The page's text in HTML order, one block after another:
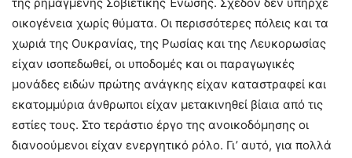
οικογένεια χωρίς θύματα. Οι περισσότερες πόλεις και τα
χωριά της Ουκρανίας, της Ρωσίας και της Λευκορωσίας
είχαν ισοπεδωθεί, οι υποδομές και οι παραγωγικές
μονάδες ειδών πρώτης ανάγκης είχαν καταστραφεί και
εκατομμύρια άνθρωποι είχαν μετακινηθεί βίαια από τις
εστίες τους. Στο τεράστιο έργο της ανοικοδόμησης οι
διανοούμενοι είχαν ενεργητικό ρόλο. Γι’ αυτό, για πολλά